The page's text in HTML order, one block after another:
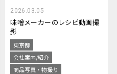
2026.03.05
味噌メーカーのレシピ動画撮
影
東京都
会社案内/紹介
商品写真・物撮り